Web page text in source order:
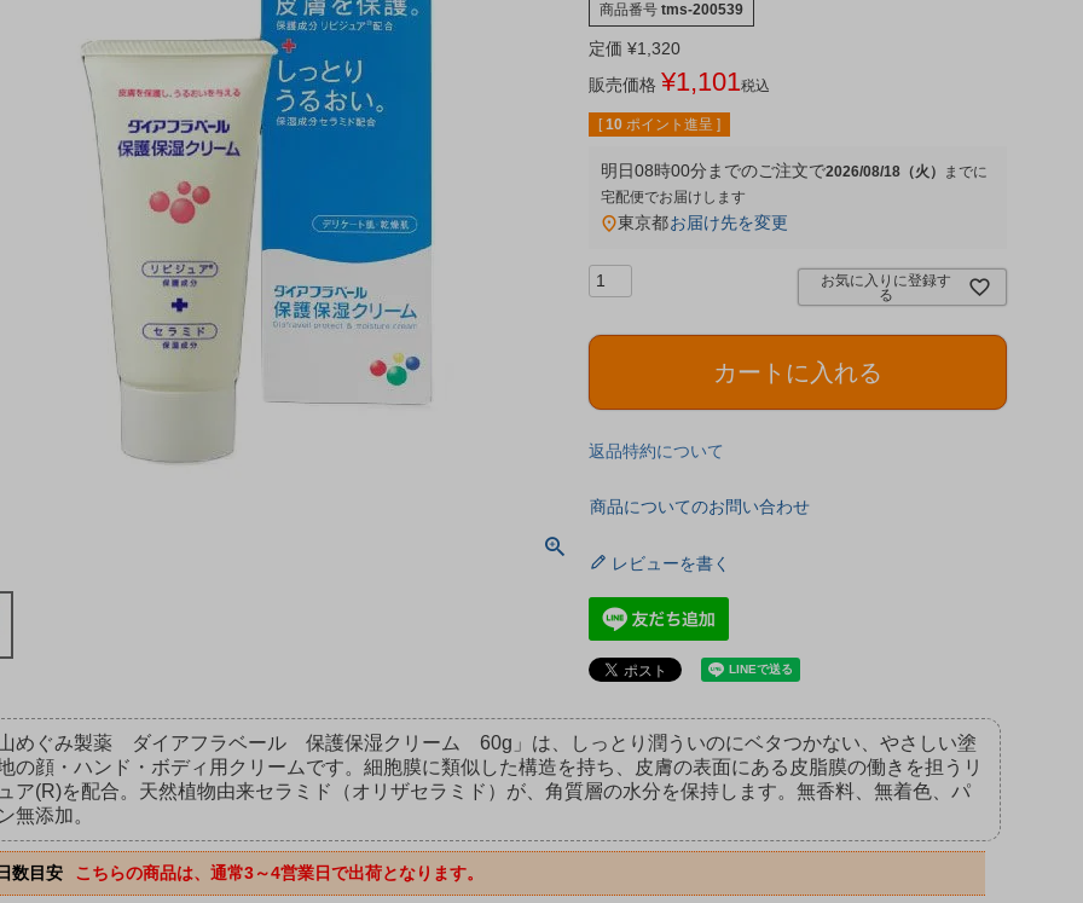
商品番号 tms-200539
定価 ¥1,320
販売価格 ¥1,101税込
[ 10 ポイント進呈 ]
明日08時00分までのご注文で2026/08/18（火）
宅配便
東京都お届け先を変更
お気に入りに登録す
る
カートに入れる
返品特約について
商品についてのお問い合わせ
レビューを書く
めぐみ製薬 ダイアフラベール 保護保湿クリーム 60g」は、しっとり潤ういのにベタつかない、やさしい塗
の顔・ハンド・ボディ用クリームです。細胞膜に類似した構造を持ち、皮膚の表面にある皮脂膜の働きを担うリ
ア(R)を配合。天然植物由来セラミド（オリザセラミド）が、角質層の水分を保持します。無香料、無着色、パ
無添加。
数目安 こちらの商品は、通常3～4営業日で出荷となります。